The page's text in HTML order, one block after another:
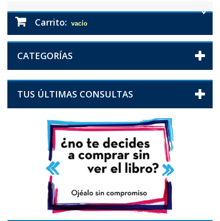
Carrito: vacío
CATEGORÍAS
TUS ÚLTIMAS CONSULTAS